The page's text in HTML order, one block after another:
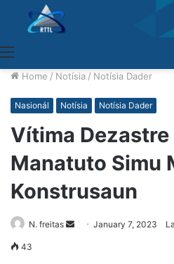
Home / Notísia / Notísia Dader
Nasionál Notísia Notísia Dader
Vítima Dezastre
Manatuto Simu
Konstrusaun
N. freitas
SendJanuary 7, 2023
43